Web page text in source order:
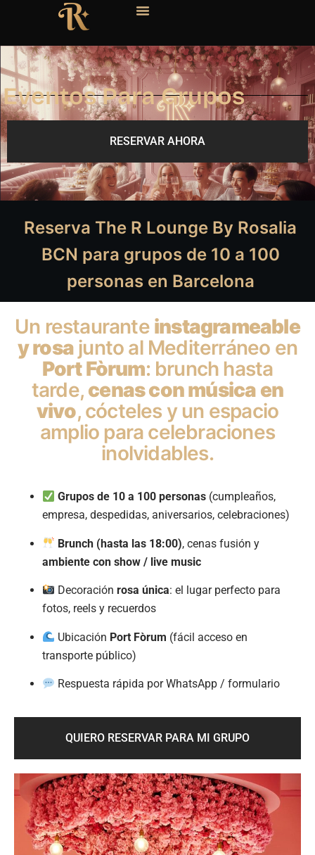
Eventos Para Grupos
RESERVAR AHORA
Reserva The R Lounge By Rosalia
BCN para grupos de 10 a 100
personas en Barcelona
Un restaurante instagrameable
y rosa junto al Mediterráneo en
Port Fòrum: brunch hasta
tarde, cenas con música en
vivo, cócteles y un espacio
amplio para celebraciones
inolvidables.
Grupos de 10 a 100 personas (cumpleaños,
empresa, despedidas, aniversarios, celebraciones)
Brunch (hasta las 18:00), cenas fusión y
ambiente con show / live music
Decoraciónrosa única: el lugar perfecto para
fotos, reels y recuerdos
Ubicación Port Fòrum (fácil acceso en
transporte público)
Respuesta rápida por WhatsApp / formulario
QUIERO RESERVAR PARA MI GRUPO